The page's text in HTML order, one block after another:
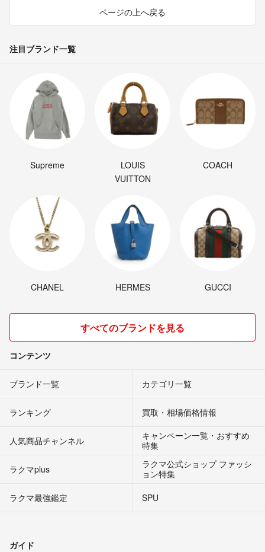
ページの上へ戻る
注目ブランド一覧
Supreme
LOUIS
VUITTON
COACH
CHANEL HERMES GUCCI
すべてのブランドを見る
コンテンツ
ブランド一覧 カテゴリ一覧
ランキング 買取・相場価格情報
人気商品チャンネル
キャンペーン一覧・おすすめ
特集
ラクマplus
ラクマ公式ショップ ファッシ
ョン特集
ラクマ最強鑑定
SPU
ガイド